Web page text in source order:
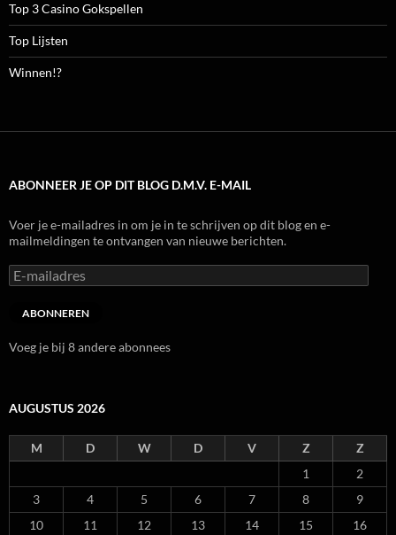
Top 3 Casino Gokspellen
Top Lijsten
Winnen!?
ABONNEER JE OP DIT BLOG D.M.V. E-MAIL
Voer je e-mailadres in om je in te schrijven op dit blog en e-
mailmeldingen te ontvangen van nieuwe berichten.
E-
mailadres
ABONNEREN
Voeg je bij 8 andere abonnees
AUGUSTUS 2026
M D W D V Z
Z
1
2
3
4 5 6 7 8
9
10
11 12 13 14 15
16